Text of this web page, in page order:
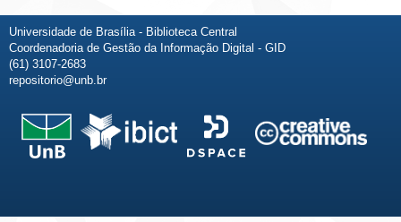
Universidade de Brasília - Biblioteca Central
Coordenadoria de Gestão da Informação Digital - GID
(61) 3107-2683
repositorio@unb.br